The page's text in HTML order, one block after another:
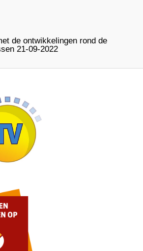
de ontwikkelingen rond de
21-09-2022